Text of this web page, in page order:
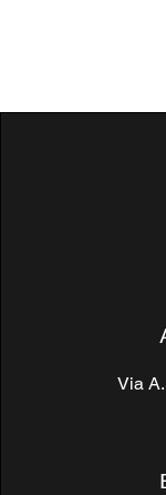
Via